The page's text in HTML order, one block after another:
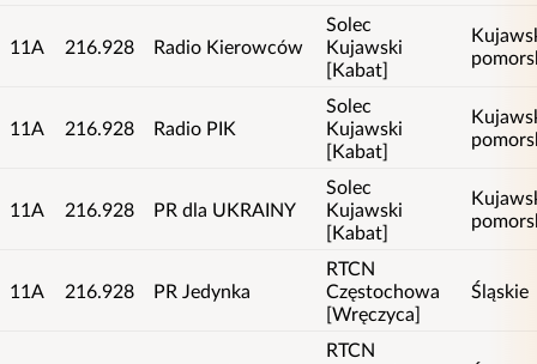
11A 216.928 Radio Kierowców
Solec
Kujawski
[Kabat]
11A 216.928 Radio PIK
Solec
Kujawski
[Kabat]
11A 216.928 PR dla UKRAINY
Solec
Kujawski
[Kabat]
11A 216.928 PR Jedynka
RTCN
Częstochowa
[Wręczyca]
Śląskie
RTCN